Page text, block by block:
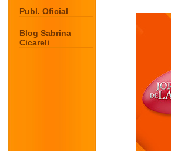
Publ. Oficial
Blog Sabrina
Cicareli